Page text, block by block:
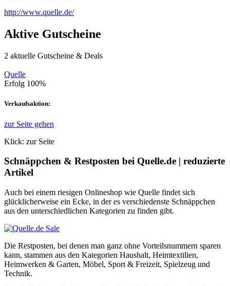
http://www.quelle.de/
Aktive Gutscheine
2 aktuelle Gutscheine & Deals
Quelle
Erfolg 100%
Verkaufsaktion:
zur Seite gehen
Klick: zur Seite
Schnäppchen & Restposten bei Quelle.de | reduzierte
Artikel
Auch bei einem riesigen Onlineshop wie Quelle findet sich
glücklicherweise ein Ecke, in der es verschiedenste Schnäppchen
aus den unterschiedlichen Kategorien zu finden gibt.
Die Restposten, bei denen man ganz ohne Vorteilsnummern sparen
kann, stammen aus den Kategorien Haushalt, Heimtextilien,
Heimwerken & Garten, Möbel, Sport & Freizeit, Spielzeug und
Technik.